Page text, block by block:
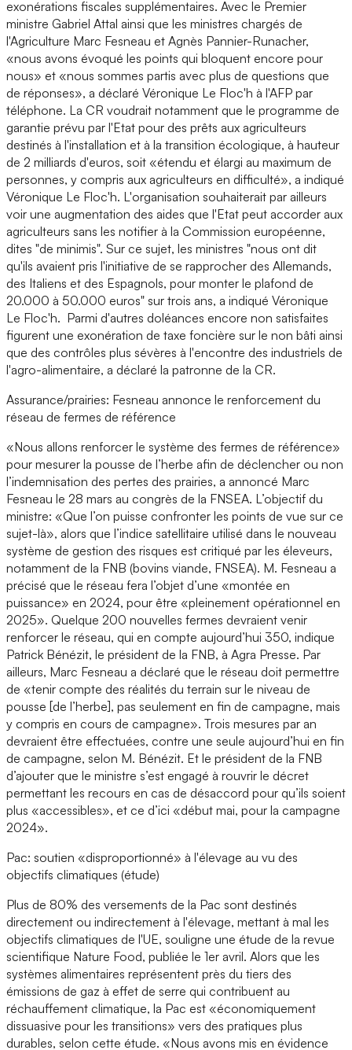
exonérations fiscales supplémentaires. Avec le Premier
ministre Gabriel Attal ainsi que les ministres chargés de
l'Agriculture Marc Fesneau et Agnès Pannier-Runacher,
«nous avons évoqué les points qui bloquent encore pour
nous» et «nous sommes partis avec plus de questions que
de réponses», a déclaré Véronique Le Floc'h à l'AFP par
téléphone. La CR voudrait notamment que le programme de
garantie prévu par l'Etat pour des prêts aux agriculteurs
destinés à l'installation et à la transition écologique, à hauteur
de 2 milliards d'euros, soit «étendu et élargi au maximum de
personnes, y compris aux agriculteurs en difficulté», a indiqué
Véronique Le Floc'h. L'organisation souhaiterait par ailleurs
voir une augmentation des aides que l'Etat peut accorder aux
agriculteurs sans les notifier à la Commission européenne,
dites "de minimis". Sur ce sujet, les ministres "nous ont dit
qu'ils avaient pris l'initiative de se rapprocher des Allemands,
des Italiens et des Espagnols, pour monter le plafond de
20.000 à 50.000 euros" sur trois ans, a indiqué Véronique
Le Floc'h. Parmi d'autres doléances encore non satisfaites
figurent une exonération de taxe foncière sur le non bâti ainsi
que des contrôles plus sévères à l'encontre des industriels de
l'agro-alimentaire, a déclaré la patronne de la CR.
Assurance/prairies: Fesneau annonce le renforcement du
réseau de fermes de référence
«Nous allons renforcer le système des fermes de référence»
pour mesurer la pousse de l’herbe afin de déclencher ou non
l’indemnisation des pertes des prairies, a annoncé Marc
Fesneau le 28 mars au congrès de la FNSEA. L’objectif du
ministre: «Que l’on puisse confronter les points de vue sur ce
sujet-là», alors que l’indice satellitaire utilisé dans le nouveau
système de gestion des risques est critiqué par les éleveurs,
notamment de la FNB (bovins viande, FNSEA). M. Fesneau a
précisé que le réseau fera l’objet d’une «montée en
puissance» en 2024, pour être «pleinement opérationnel en
2025». Quelque 200 nouvelles fermes devraient venir
renforcer le réseau, qui en compte aujourd’hui 350, indique
Patrick Bénézit, le président de la FNB, à Agra Presse. Par
ailleurs, Marc Fesneau a déclaré que le réseau doit permettre
de «tenir compte des réalités du terrain sur le niveau de
pousse [de l’herbe], pas seulement en fin de campagne, mais
y compris en cours de campagne». Trois mesures par an
devraient être effectuées, contre une seule aujourd’hui en fin
de campagne, selon M. Bénézit. Et le président de la FNB
d’ajouter que le ministre s’est engagé à rouvrir le décret
permettant les recours en cas de désaccord pour qu’ils soient
plus «accessibles», et ce d’ici «début mai, pour la campagne
2024».
Pac: soutien «disproportionné» à l'élevage au vu des
objectifs climatiques (étude)
Plus de 80% des versements de la Pac sont destinés
directement ou indirectement à l'élevage, mettant à mal les
objectifs climatiques de l'UE, souligne une étude de la revue
scientifique Nature Food, publiée le 1er avril. Alors que les
systèmes alimentaires représentent près du tiers des
émissions de gaz à effet de serre qui contribuent au
réchauffement climatique, la Pac est «économiquement
dissuasive pour les transitions» vers des pratiques plus
durables, selon cette étude. «Nous avons mis en évidence